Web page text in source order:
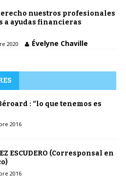
nuestros profesionales
a ayudas financieras
2020 Évelyne Chaville
: “lo que tenemos es
2016
ESCUDERO (Corresponsal en
2016